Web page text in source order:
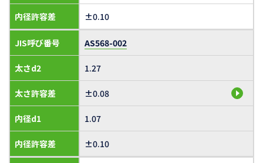
内径許容差 ±0.10
JIS呼び番号
太さd2
太さ許容差
内径d1
内径許容差
AS568-002
1.27
±0.08
1.07
±0.10